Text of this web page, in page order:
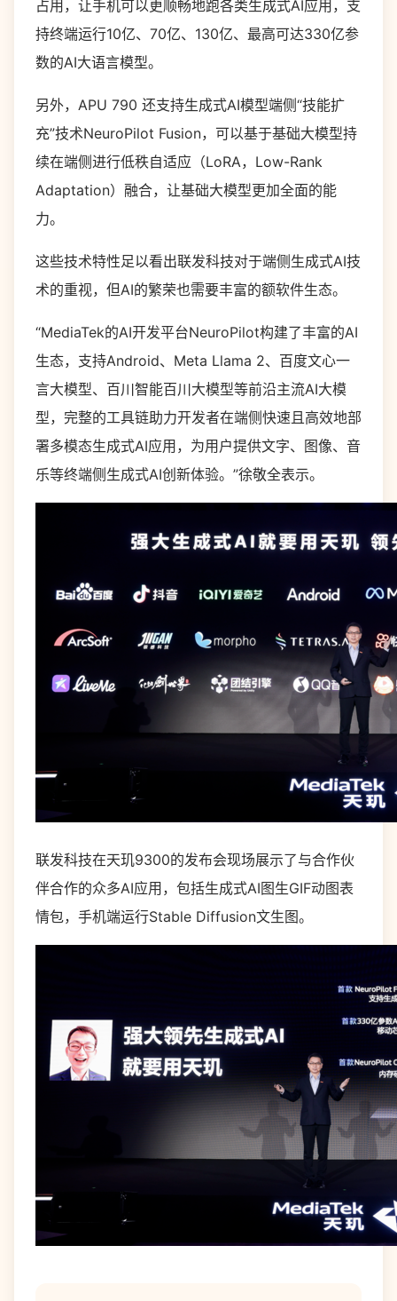
占用，让手机可以更顺畅地跑各类生成式AI应用，支
持终端运行10亿、70亿、130亿、最高可达330亿参
数的AI大语言模型。
另外，APU 790 还支持生成式AI模型端侧“技能扩
充”技术NeuroPilot Fusion，可以基于基础大模型持
续在端侧进行低秩自适应（LoRA，Low-Rank
Adaptation）融合，让基础大模型更加全面的能
力。
这些技术特性足以看出联发科技对于端侧生成式AI技
术的重视，但AI的繁荣也需要丰富的额软件生态。
“MediaTek的AI开发平台NeuroPilot构建了丰富的AI
生态，支持Android、Meta Llama 2、百度文心一
言大模型、百川智能百川大模型等前沿主流AI大模
型，完整的工具链助力开发者在端侧快速且高效地部
署多模态生成式AI应用，为用户提供文字、图像、音
乐等终端侧生成式AI创新体验。”徐敬全表示。
联发科技在天玑9300的发布会现场展示了与合作伙
伴合作的众多AI应用，包括生成式AI图生GIF动图表
情包，手机端运行Stable Diffusion文生图。